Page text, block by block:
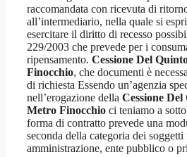
raccomandata con ricevuta di
all’intermediario, nella quale si
esercitare il diritto di recesso
229/2003 che prevede per i
ripensamento. Cessione Del
Finocchio, che documenti è
di richiesta Essendo un’agenzia
nell’erogazione della Cessione
Metro Finocchio ci teniamo a
forma di contratto prevede una
seconda della categoria dei
amministrazione, ente pubblico o